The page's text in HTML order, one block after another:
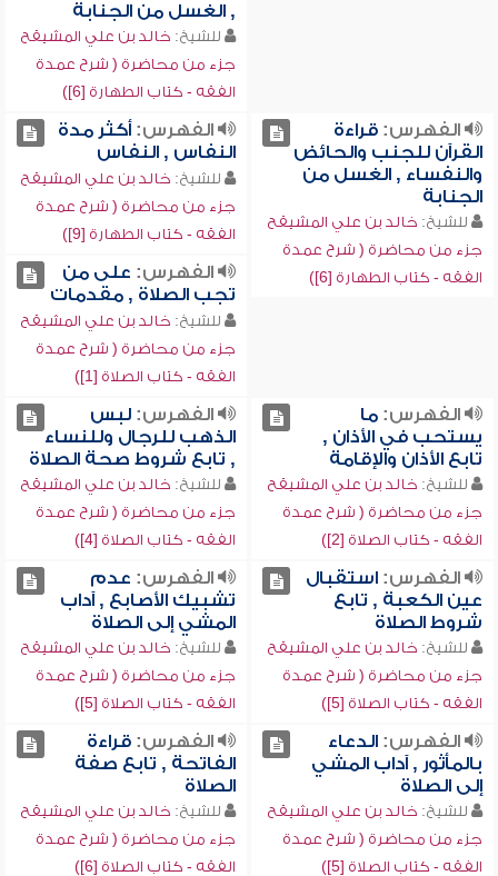
, الغسل من الجنابة
للشيخ: خالد بن علي المشيقح
جزء من محاضرة ( شرح عمدة
الفقه - كتاب الطهارة [6])
الفهرس:قراءة
القرآن للجنب والحائض
والنفساء , الغسل من
الجنابة
للشيخ: خالد بن علي المشيقح
جزء من محاضرة ( شرح عمدة
الفقه - كتاب الطهارة [6])
الفهرس:أكثر مدة
النفاس , النفاس
للشيخ: خالد بن علي المشيقح
جزء من محاضرة ( شرح عمدة
الفقه - كتاب الطهارة [9])
الفهرس: على من
تجب الصلاة , مقدمات
للشيخ: خالد بن علي المشيقح
جزء من محاضرة ( شرح عمدة
الفقه - كتاب الصلاة [1])
الفهرس:ما
يستحب في الأذان ,
تابع الأذان والإقامة
للشيخ: خالد بن علي المشيقح
جزء من محاضرة ( شرح عمدة
الفقه - كتاب الصلاة [2])
الفهرس:لبس
الذهب للرجال وللنساء
, تابع شروط صحة الصلاة
للشيخ: خالد بن علي المشيقح
جزء من محاضرة ( شرح عمدة
الفقه - كتاب الصلاة [4])
الفهرس:استقبال
عين الكعبة , تابع
شروط الصلاة
للشيخ: خالد بن علي المشيقح
جزء من محاضرة ( شرح عمدة
الفقه - كتاب الصلاة [5])
الفهرس: عدم
تشبيك الأصابع , آداب
المشي إلى الصلاة
للشيخ: خالد بن علي المشيقح
جزء من محاضرة ( شرح عمدة
الفقه - كتاب الصلاة [5])
الفهرس:الدعاء
بالمأثور , آداب المشي
إلى الصلاة
للشيخ: خالد بن علي المشيقح
جزء من محاضرة ( شرح عمدة
الفقه - كتاب الصلاة [5])
الفهرس:قراءة
الفاتحة , تابع صفة
الصلاة
للشيخ: خالد بن علي المشيقح
جزء من محاضرة ( شرح عمدة
الفقه - كتاب الصلاة [6])